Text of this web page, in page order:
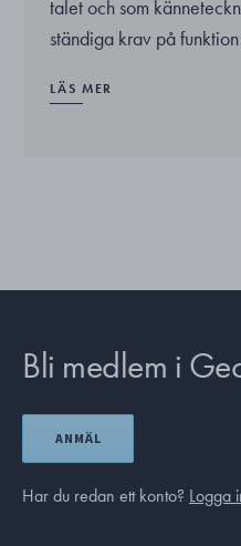
talet och som
ständiga krav på
LÄS MER
Bli medlem i
ANMÄL
Har du redan ett konto? Logga